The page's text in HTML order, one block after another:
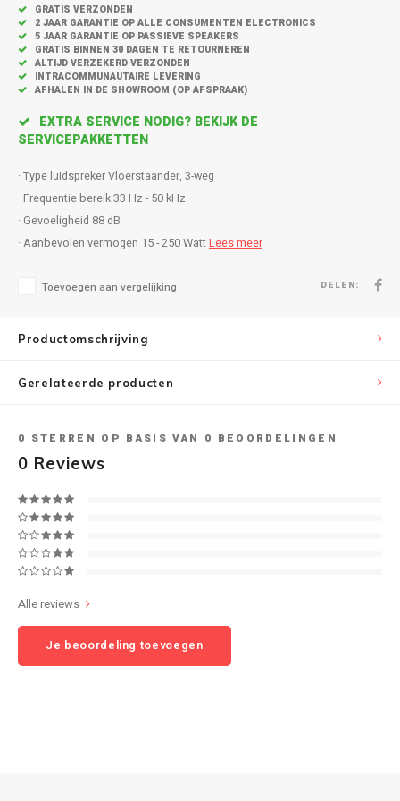
Inbouw speakers
Satelliet Speakers
Speaker accessoires
Hulpmiddel slechthorenden
Speakers voor platenspeler
Speaker met microfoon
Speaker sets
Isotek
JBL
KEF
Klipsch
Lithe Audio
Magnat
NAD
Onkyo
Pro-ject
Q Acoustics
GRATIS VERZONDEN
2 JAAR GARANTIE OP ALLE CONSUMENTEN ELECTRONICS
5 JAAR GARANTIE OP PASSIEVE SPEAKERS
GRATIS BINNEN 30 DAGEN TE RETOURNEREN
ALTIJD VERZEKERD VERZONDEN
INTRACOMMUNAUTAIRE LEVERING
AFHALEN IN DE SHOWROOM (OP AFSPRAAK)
EXTRA SERVICE NODIG? BEKIJK DE
SERVICEPAKKETTEN
· Type luidspreker Vloerstaander, 3-weg
· Frequentie bereik 33 Hz - 50 kHz
· Gevoeligheid 88 dB
· Aanbevolen vermogen 15 - 250 WattLees meer
Toevoegen aan vergelijking DELEN:
Productomschrijving
Gerelateerde producten
0 STERREN OP BASIS VAN 0 BEOORDELINGEN
0 Reviews
Alle reviews
Je beoordeling toevoegen